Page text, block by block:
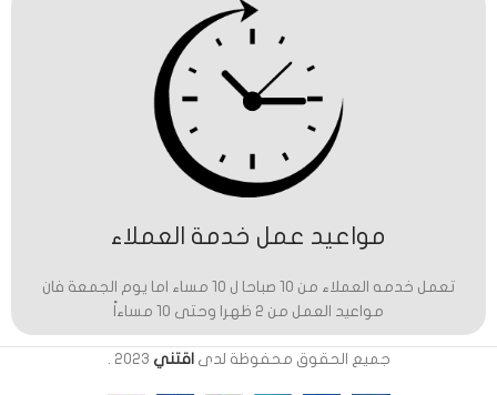
مواعيد عمل خدمة العملاء
تعمل خدمه العملاء من 10 صباحا ل 10 مساء اما يوم الجمعة فان
مواعيد العمل من 2 ظهرا وحتى 10 مساءاً
جميع الحقوق محفوظة لدى اقتني 2023